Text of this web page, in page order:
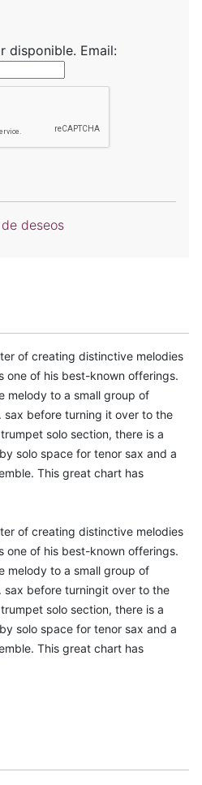
disponible. Email:
deseos
of creating distinctive melodies
one of his best-known offerings.
melody to a small group of
sax before turning it over to the
solo section, there is a
solo space for tenor sax and a
This great chart has
of creating distinctive melodies
one of his best-known offerings.
melody to a small group of
sax before turningit over to the
solo section, there is a
solo space for tenor sax and a
This great chart has